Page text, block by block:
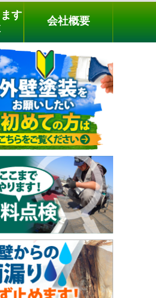
付中]
す
会社概要